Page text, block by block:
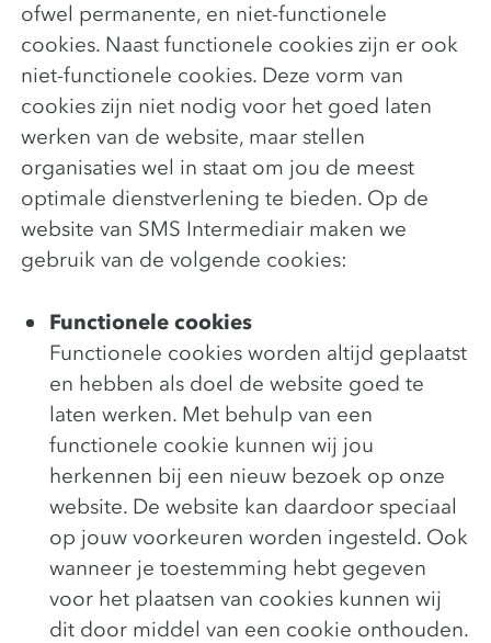
ofwel permanente, en niet-functionele
cookies. Naast functionele cookies zijn er ook
niet-functionele cookies. Deze vorm van
cookies zijn niet nodig voor het goed laten
werken van de website, maar stellen
organisaties wel in staat om jou de meest
optimale dienstverlening te bieden. Op de
website van SMS Intermediair maken we
gebruik van de volgende cookies:
Functionele cookies
Functionele cookies worden altijd geplaatst
en hebben als doel de website goed te
laten werken. Met behulp van een
functionele cookie kunnen wij jou
herkennen bij een nieuw bezoek op onze
website. De website kan daardoor speciaal
op jouw voorkeuren worden ingesteld. Ook
wanneer je toestemming hebt gegeven
voor het plaatsen van cookies kunnen wij
dit door middel van een cookie onthouden.